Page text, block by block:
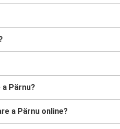
Pärnu?
a Pärnu online?